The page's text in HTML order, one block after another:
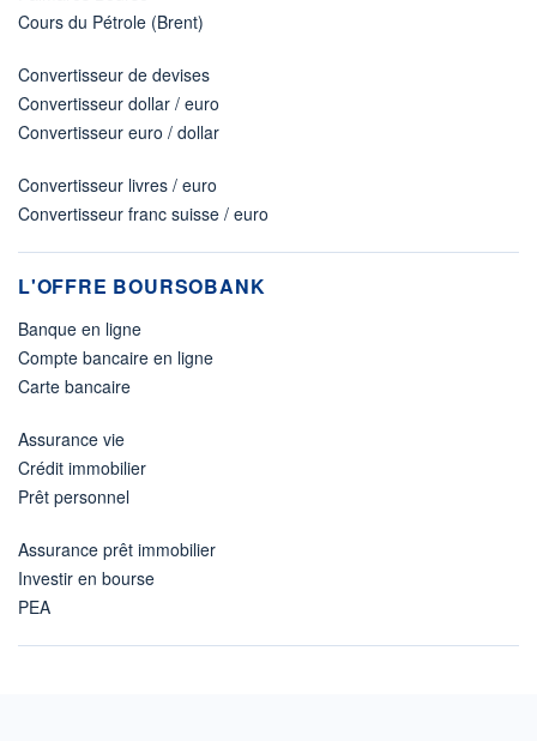
Cours du Pétrole (Brent)
Convertisseur de devises
Convertisseur dollar / euro
Convertisseur euro / dollar
Convertisseur livres / euro
Convertisseur franc suisse / euro
L'OFFRE BOURSOBANK
Banque en ligne
Compte bancaire en ligne
Carte bancaire
Assurance vie
Crédit immobilier
Prêt personnel
Assurance prêt immobilier
Investir en bourse
PEA